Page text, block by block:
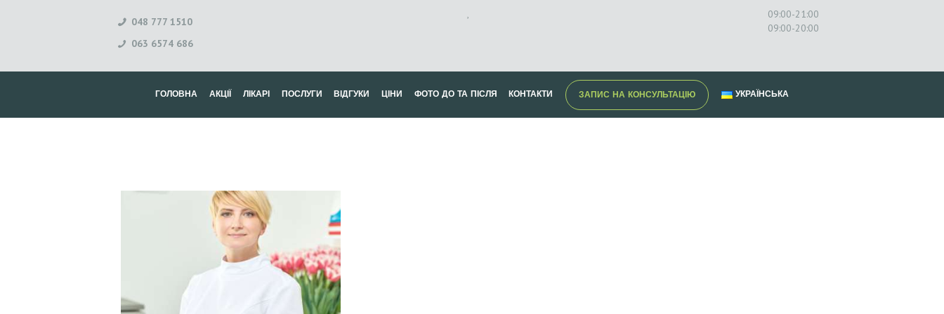
048 777 1510
063 6574 686
,
09:00-21:00
09:00-20:00
ГОЛОВНА АКЦІЇ ЛІКАРІ ПОСЛУГИ ВІДГУКИ ЦІНИ ФОТО ДО ТА ПІСЛЯ КОНТАКТИ ЗАПИС НА КОНСУЛЬТАЦІЮ УКРАЇНСЬКА